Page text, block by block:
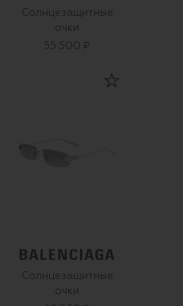
Солнцезащитные
очки
55 500 ₽
Солнцезащитные
очки